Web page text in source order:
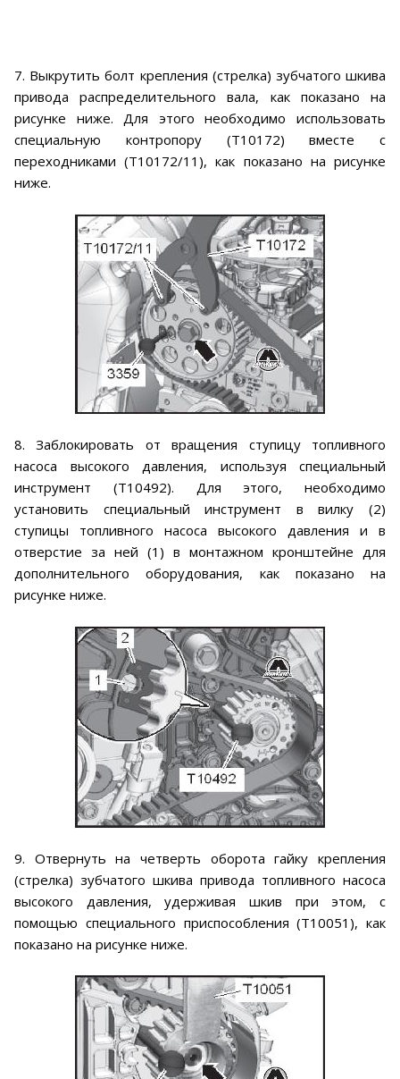
7. Выкрутить болт крепления (стрелка) зубчатого шкива
привода распределительного вала, как показано на
рисунке ниже. Для этого необходимо использовать
специальную контропору (Т10172) вместе с
переходниками (Т10172/11), как показано на рисунке
ниже.
8. Заблокировать от вращения ступицу топливного
насоса высокого давления, используя специальный
инструмент (Т10492). Для этого, необходимо
установить специальный инструмент в вилку (2)
ступицы топливного насоса высокого давления и в
отверстие за ней (1) в монтажном кронштейне для
дополнительного оборудования, как показано на
рисунке ниже.
9. Отвернуть на четверть оборота гайку крепления
(стрелка) зубчатого шкива привода топливного насоса
высокого давления, удерживая шкив при этом, с
помощью специального приспособления (Т10051), как
показано на рисунке ниже.